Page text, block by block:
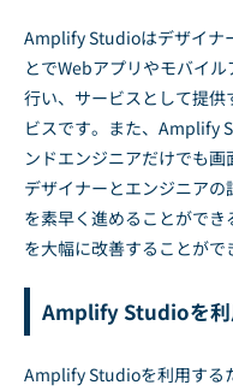
Amplify Studioはデザイナ
とでWebアプリやモバイ
行い、サービスとして提
ビスです。また、Amplify
ンドエンジニアだけでも画
デザイナーとエンジニア
を素早く進めることがで
を大幅に改善することがで
Amplify Studioを利
Amplify Studioを利用する